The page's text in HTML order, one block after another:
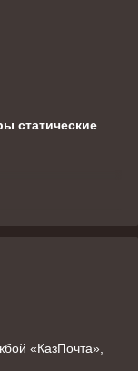
статические
«КазПочта»,